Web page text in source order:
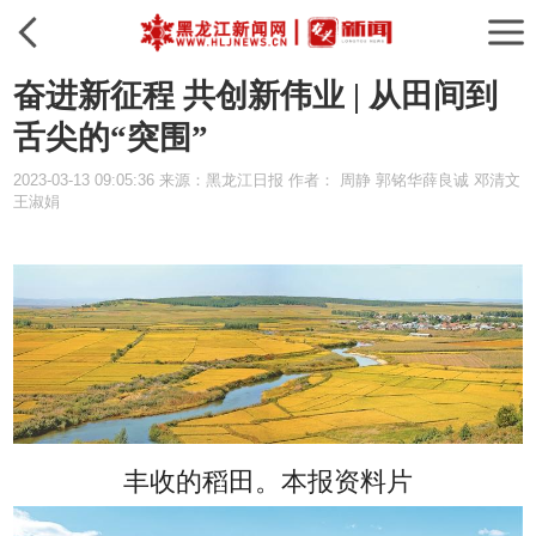
奋进新征程 共创新伟业 | 从田间到
舌尖的“突围”
2023-03-13 09:05:36 来源：黑龙江日报 作者： 周静 郭铭华薛良诚 邓清文
王淑娟
丰收的稻田。本报资料片